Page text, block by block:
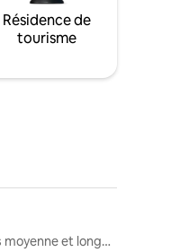
Résidence de
tourisme
Locations moyenne et longue durée